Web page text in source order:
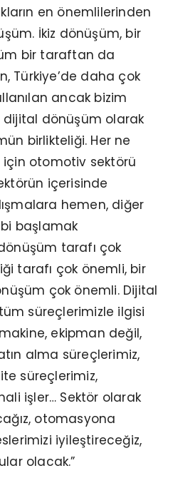
en önemlilerinden
İkiz dönüşüm, bir
bir taraftan da
Türkiye’de daha çok
ancak bizim
dönüşüm olarak
birlikteliği. Her ne
otomotiv sektörü
içerisinde
hemen, diğer
başlamak
tarafı çok
tarafı çok önemli, bir
çok önemli. Dijital
süreçlerimizle ilgisi
ekipman değil,
alma süreçlerimiz,
süreçlerimiz,
işler… Sektör olarak
otomasyona
iyileştireceğiz,
olacak.”